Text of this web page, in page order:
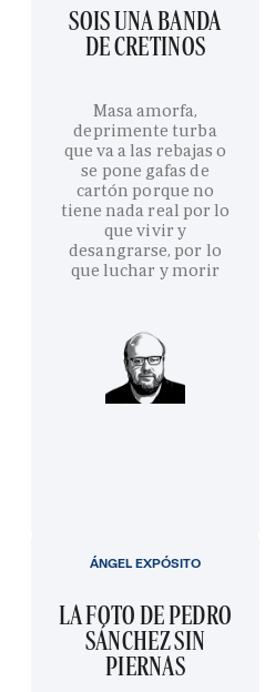
SOIS UNA BANDA
DE CRETINOS
Masa amorfa,
deprimente turba
que va a las rebajas o
se pone gafas de
cartón porque no
tiene nada real por lo
que vivir y
desangrarse, por lo
que luchar y morir
LA FOTO DE PEDRO
SÁNCHEZ SIN
PIERNAS
ÁNGEL EXPÓSITO